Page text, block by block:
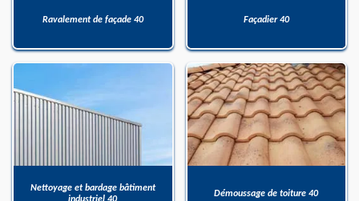
Ravalement de façade 40 Façadier 40
Nettoyage et bardage bâtiment
Démoussage de toiture 40